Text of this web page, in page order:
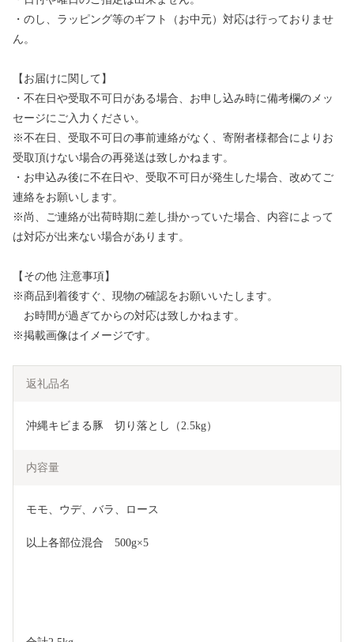
・のし、ラッピング等のギフト（お中元）対応は行っておりませ
ん。
【お届けに関して】
・不在日や受取不可日がある場合、お申し込み時に備考欄のメッ
セージにご入力ください。
※不在日、受取不可日の事前連絡がなく、寄附者様都合によりお
受取頂けない場合の再発送は致しかねます。
・お申込み後に不在日や、受取不可日が発生した場合、改めてご
連絡をお願いします。
※尚、ご連絡が出荷時期に差し掛かっていた場合、内容によって
は対応が出来ない場合があります。
【その他 注意事項】
※商品到着後すぐ、現物の確認をお願いいたします。
お時間が過ぎてからの対応は致しかねます。
※掲載画像はイメージです。
返礼品名
沖縄キビまる豚　切り落とし（2.5kg）
内容量
モモ、ウデ、バラ、ロース
以上各部位混合　500g×5